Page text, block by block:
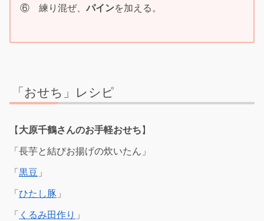
⑥ 練り混ぜ、 パインを加える。
「おせち」レシピ
【 大原千鶴さんのお手軽おせち 】
「長芋と結びお揚げの炊いたん」
「 黒豆 」
「 ひたし豚 」
「 くるみ田作り 」